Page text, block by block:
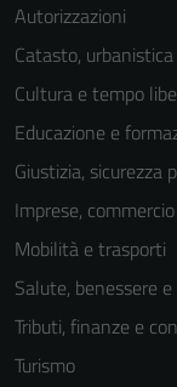
Autorizzazioni
Catasto, urbanistica
Cultura e tempo
Educazione e
Giustizia, sicurezza
Imprese,
Mobilità e trasporti
Salute, benessere
Tributi, finanze e
Turismo